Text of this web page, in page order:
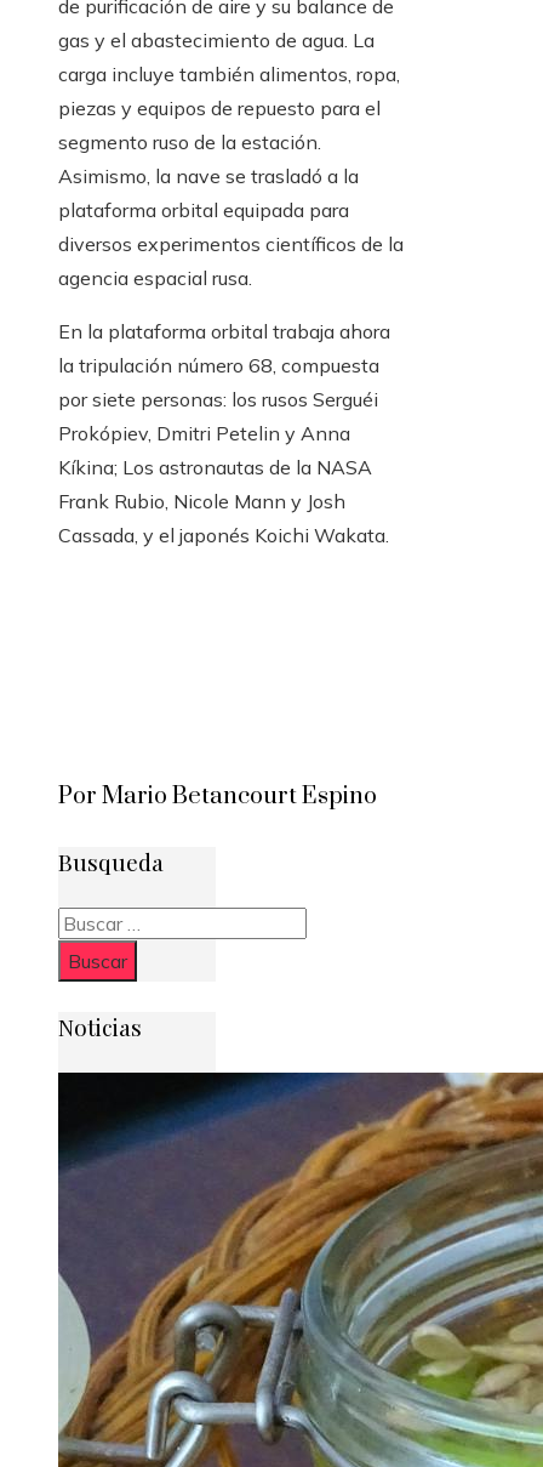
de purificación de aire y su balance de
gas y el abastecimiento de agua. La
carga incluye también alimentos, ropa,
piezas y equipos de repuesto para el
segmento ruso de la estación.
Asimismo, la nave se trasladó a la
plataforma orbital equipada para
diversos experimentos científicos de la
agencia espacial rusa.
En la plataforma orbital trabaja ahora
la tripulación número 68, compuesta
por siete personas: los rusos Serguéi
Prokópiev, Dmitri Petelin y Anna
Kíkina; Los astronautas de la NASA
Frank Rubio, Nicole Mann y Josh
Cassada, y el japonés Koichi Wakata.
Por Mario Betancourt Espino
Busqueda
Buscar:
Noticias